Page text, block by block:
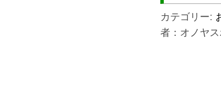
カテゴリー:
者：オノヤ